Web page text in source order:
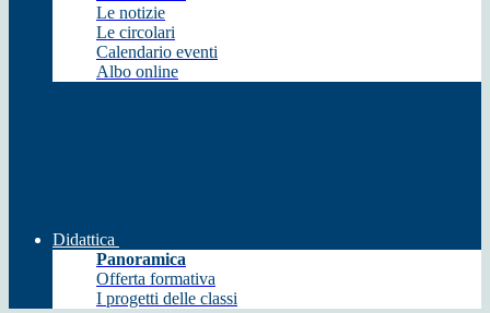
Le notizie
Le circolari
Calendario eventi
Albo online
Didattica
Panoramica
Offerta formativa
I progetti delle classi